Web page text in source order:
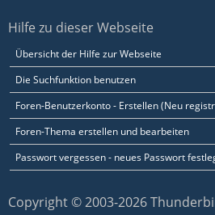
Hilfe zu dieser Webseite
Übersicht der Hilfe zur Webseite
Die Suchfunktion benutzen
Foren-Benutzerkonto - Erstellen (Neu
Foren-Thema erstellen und bearbeiten
Passwort vergessen - neues Passwort
Copyright © 2003-2026